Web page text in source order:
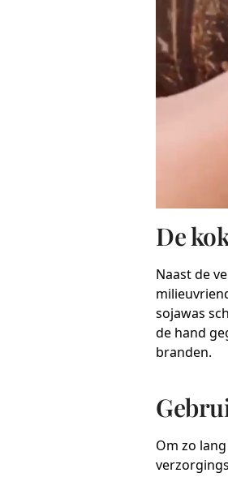
De
Naast de
sojawas
de hand
branden.
Om zo